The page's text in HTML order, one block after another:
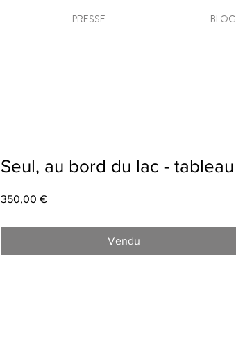
PRESSE BLOG
Seul, au bord du lac - tableau
350,00 €Prix
Vendu